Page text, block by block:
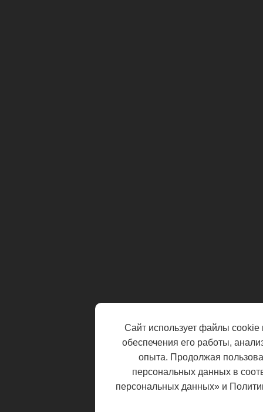
Сайт использует файлы cookie
обеспечения его работы,
опыта. Продолжая
персональных данных в
персональных данных» и